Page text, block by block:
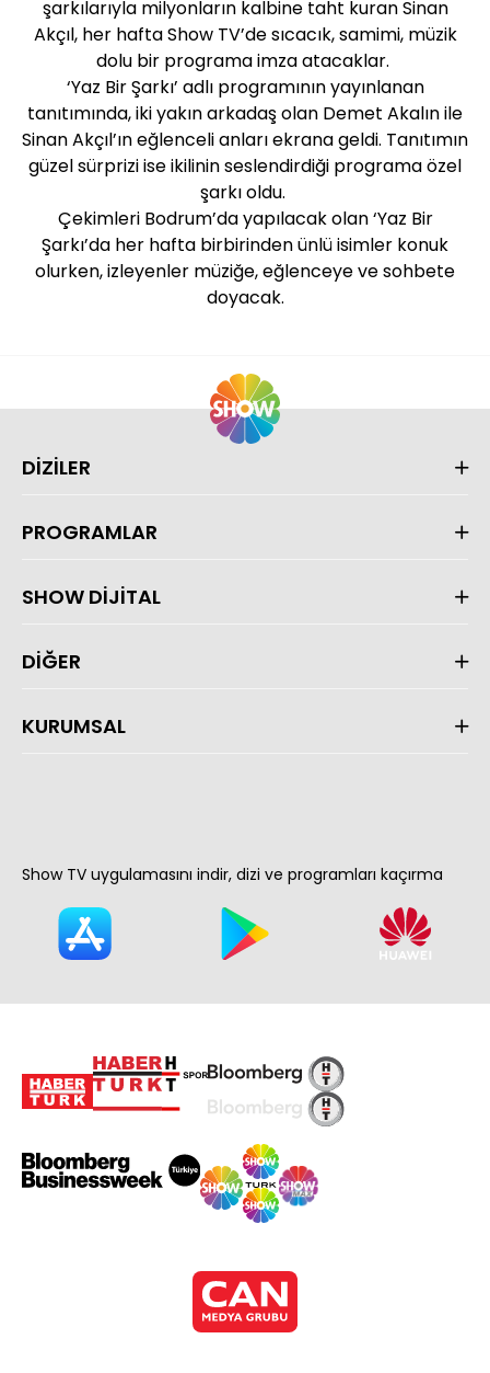
şarkılarıyla milyonların kalbine taht kuran Sinan
Akçıl, her hafta Show TV’de sıcacık, samimi, müzik
dolu bir programa imza atacaklar.
‘Yaz Bir Şarkı’ adlı programının yayınlanan
tanıtımında, iki yakın arkadaş olan Demet Akalın ile
Sinan Akçıl’ın eğlenceli anları ekrana geldi. Tanıtımın
güzel sürprizi ise ikilinin seslendirdiği programa özel
şarkı oldu.
Çekimleri Bodrum’da yapılacak olan ‘Yaz Bir
Şarkı’da her hafta birbirinden ünlü isimler konuk
olurken, izleyenler müziğe, eğlenceye ve sohbete
doyacak.
DİZİLER
PROGRAMLAR
SHOW DİJİTAL
DİĞER
KURUMSAL
Show TV uygulamasını indir, dizi ve programları kaçırma